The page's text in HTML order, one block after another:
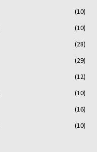
(10)
(10)
(28)
(29)
(12)
(10)
(16)
(10)